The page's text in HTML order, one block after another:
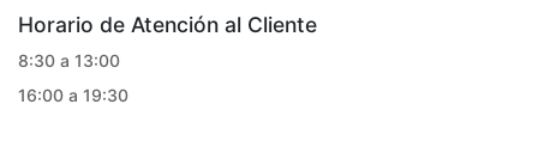
Horario de Atención al Cliente
8:30 a 13:00
16:00 a 19:30